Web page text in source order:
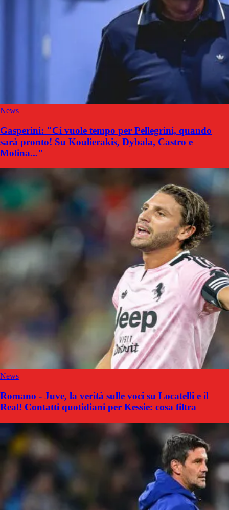
News
Gasperini: "Ci vuole tempo per Pellegrini, quando
sarà pronto! Su Koulierakis, Dybala, Castro e
Molina..."
News
Romano - Juve, la verità sulle voci su Locatelli e il
Real! Contatti quotidiani per Kessie: cosa filtra